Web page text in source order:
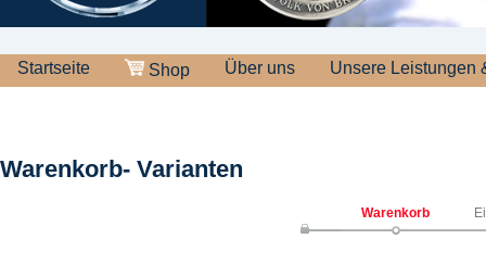
Startseite Shop Über uns Unsere Leistungen
Warenkorb- Varianten
Warenkorb